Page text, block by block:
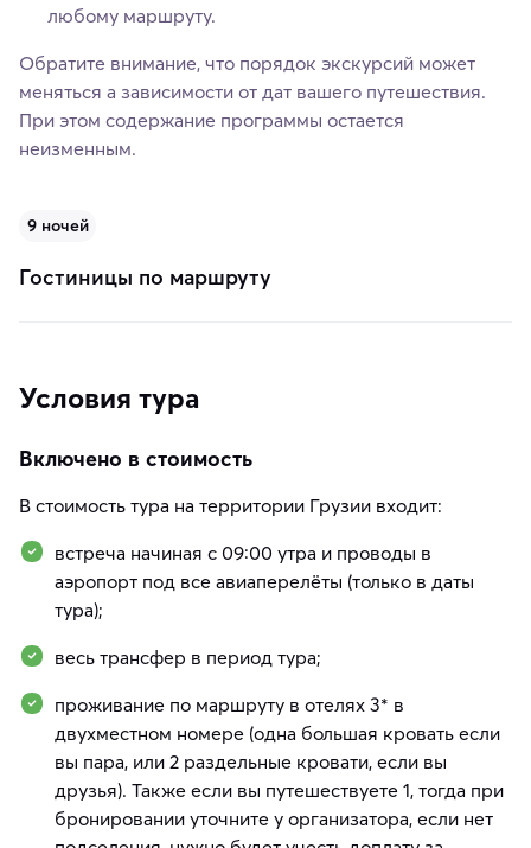
любому маршруту.
Обратите внимание, что порядок экскурсий может
меняться а зависимости от дат вашего путешествия.
При этом содержание программы остается
неизменным.
9 ночей
Гостиницы по маршруту
Условия тура
Включено в стоимость
В стоимость тура на территории Грузии входит:
встреча начиная с 09:00 утра и проводы в
аэропорт под все авиаперелёты (только в даты
тура);
весь трансфер в период тура;
проживание по маршруту в отелях 3* в
двухместном номере (одна большая кровать если
вы пара, или 2 раздельные кровати, если вы
друзья). Также если вы путешествуете 1, тогда при
бронировании уточните у организатора, если нет